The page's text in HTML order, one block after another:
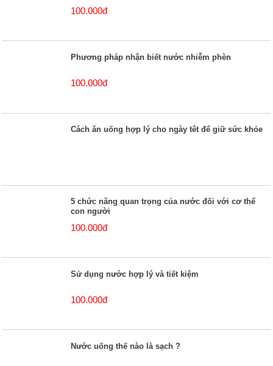
100.000đ
Phương pháp nhận biết nước nhiễm phèn
100.000đ
Cách ăn uống hợp lý cho ngày têt để giữ sức khỏe
5 chức năng quan trọng của nước đối với cơ thể
con người
100.000đ
Sử dụng nước hợp lý và tiết kiệm
100.000đ
Nước uống thế nào là sạch ?